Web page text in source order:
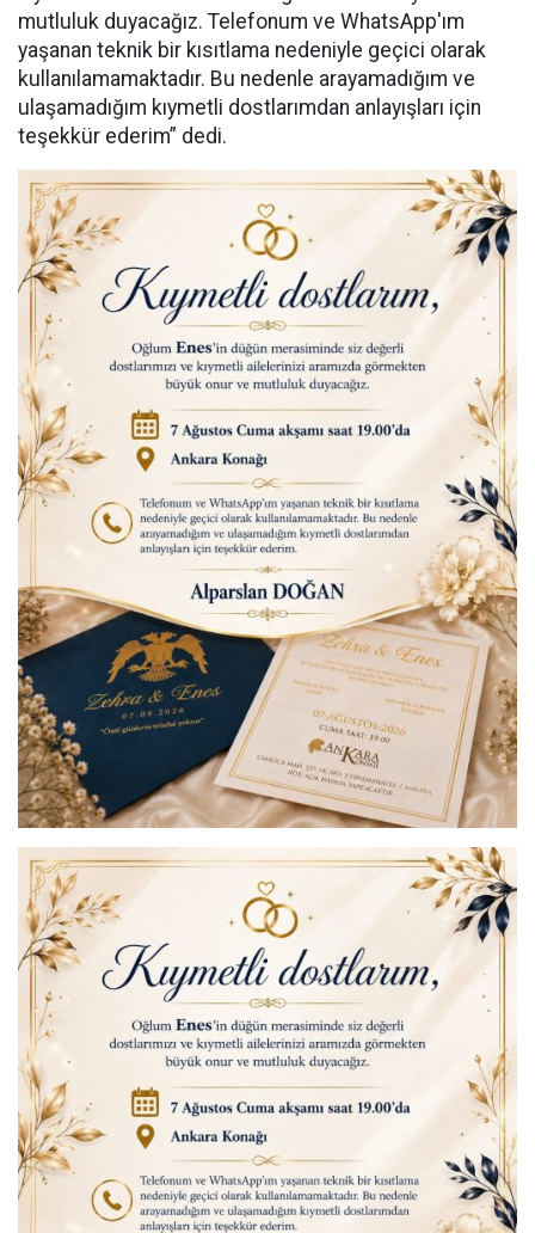
mutluluk duyacağız. Telefonum ve WhatsApp'ım
yaşanan teknik bir kısıtlama nedeniyle geçici olarak
kullanılamamaktadır. Bu nedenle arayamadığım ve
ulaşamadığım kıymetli dostlarımdan anlayışları için
teşekkür ederim” dedi.